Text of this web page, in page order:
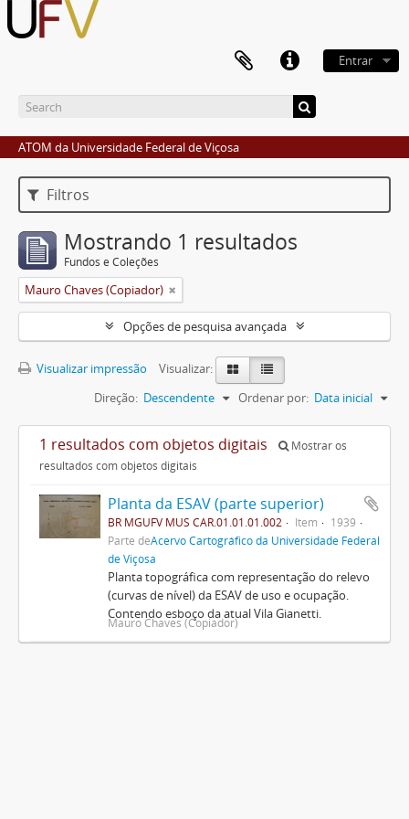
Entrar
ATOM da Universidade Federal de Viçosa
Filtros
Mostrando 1 resultados
Fundos e Coleções
Mauro Chaves (Copiador)
Opções de pesquisa avançada
Visualizar impressão
Visualizar:
Ordenar por: Data inicial
Direção: Descendente
1 resultados com objetos digitais
Mostrar os
resultados com objetos digitais
Planta da ESAV (parte superior)
BR MGUFV MUS CAR.01.01.01.002 Item
1939
Parte deAcervo Cartográfico da Universidade Federal
de Viçosa
Planta topográfica com representação do relevo
(curvas de nível) da ESAV de uso e ocupação.
Contendo esboço da atual Vila Gianetti.
Mauro Chaves (Copiador)